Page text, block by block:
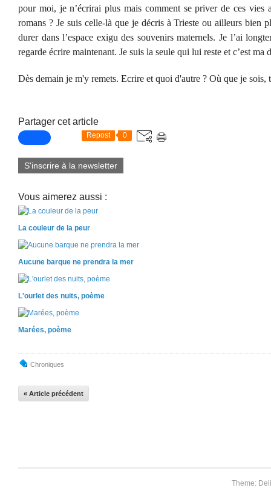
pour moi, je n’écrirai plus mais comment se priver de ces vies
romans ? Je suis celle-là que je décris à Trieste ou ailleurs bien
durer dans l’espace exigu des souvenirs maternels. Je l’ai
regarde écrire maintenant. Je suis la seule qui lui reste et c’est
Dès demain je m'y remets. Ecrire et quoi d'autre ? Où que je
Partager cet article
Repost 0
S'inscrire à la newsletter
Vous aimerez aussi :
La couleur de la peur
Aucune barque ne prendra la mer
L'ourlet des nuits, poème
Marées, poème
Chroniques
« Article précédent
Theme: